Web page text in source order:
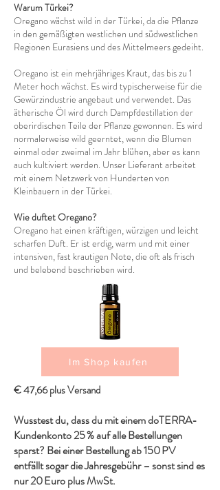
Warum Türkei?
Oregano wächst wild in der Türkei, da die Pflanze
in den gemäßigten westlichen und südwestlichen
Regionen Eurasiens und des Mittelmeers gedeiht.
Oregano ist ein mehrjähriges Kraut, das bis zu 1
Meter hoch wächst. Es wird typischerweise für die
Gewürzindustrie angebaut und verwendet. Das
ätherische Öl wird durch Dampfdestillation der
oberirdischen Teile der Pflanze gewonnen. Es wird
normalerweise wild geerntet, wenn die Blumen
einmal oder zweimal im Jahr blühen, aber es kann
auch kultiviert werden. Unser Lieferant arbeitet
mit einem Netzwerk von Hunderten von
Kleinbauern in der Türkei.
Wie duftet Oregano?
Oregano hat einen kräftigen, würzigen und leicht
scharfen Duft. Er ist erdig, warm und mit einer
intensiven, fast krautigen Note, die oft als frisch
und belebend beschrieben wird.
Im Shop kaufen
€ 47,66 plus Versand
Wusstest du, dass du mit einem doTERRA-
Kundenkonto 25 % auf alle Bestellungen
sparst? Bei einer Bestellung ab 150 PV
entfällt sogar die Jahresgebühr – sonst sind es
nur 20 Euro plus MwSt.